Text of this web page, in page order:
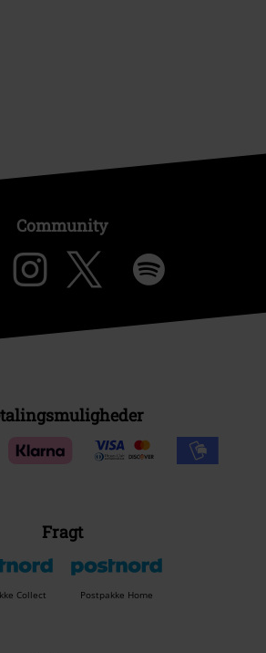
Community
Fragt
Collect Postpakke Home